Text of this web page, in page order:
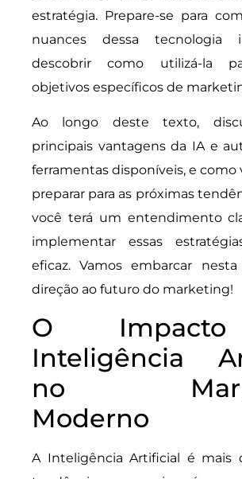
estratégia. Prepare-se para
nuances dessa tecnologia
descobrir como utilizá-la
objetivos específicos de
Ao longo deste texto,
principais vantagens da IA e
ferramentas disponíveis, e como
preparar para as próximas
você terá um entendimento
implementar essas
eficaz. Vamos embarcar
direção ao futuro do marketing!
O
Inteligência
no
Moderno
A Inteligência Artificial é mais